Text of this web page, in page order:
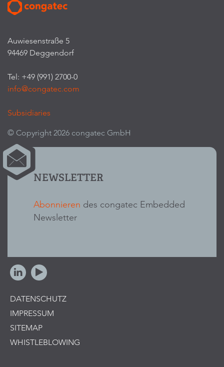
Auwiesenstraße 5
94469 Deggendorf
Tel: +49 (991) 2700-0
info@congatec.com
Subsidiaries
© Copyright 2026 congatec GmbH
NEWSLETTER
Abonnieren des congatec Embedded
Newsletter
DATENSCHUTZ
IMPRESSUM
SITEMAP
WHISTLEBLOWING